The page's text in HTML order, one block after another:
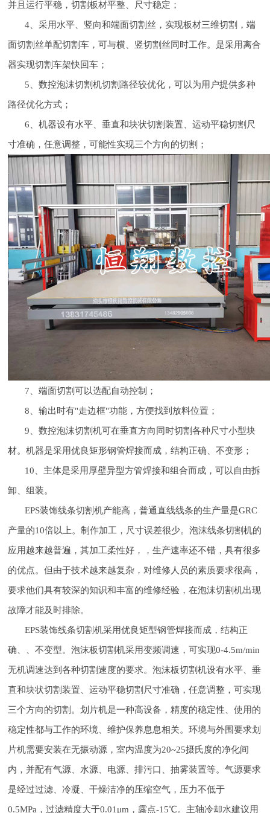
并且运行平稳，切割板材平整、尺寸稳定；
4、采用水平、竖向和端面切割丝，实现板材三维切割，端
面切割丝单配切割车，可与横、竖切割丝同时工作。是采用离合
器实现切割车架快回车；
5、数控泡沫切割机切割路径较优化，可以为用户提供多种
路径优化方式；
6、机器设有水平、垂直和块状切割装置、运动平稳切割尺
寸准确，任意调整，可能性实现三个方向的切割；
7、端面切割可以选配自动控制；
8、输出时有"走边框"功能，方便找到放料位置；
9、数控泡沫切割机可在垂直方向同时切割各种尺寸小型块
材。机器是采用优良矩形钢管焊接而成，结构正确、不变形；
10、主体是采用厚壁异型方管焊接和组合而成，可以自由拆
卸、组装。
EPS装饰线条切割机产能高，普通直线线条的生产量是GRC
产量的10倍以上。制作加工，尺寸误差很少。泡沫线条切割机的
应用越来越普遍，其加工柔性好，，生产速率还不错，具有很多
的优点。但由于技术越来越复杂，对维修人员的素质要求很高，
要求他们具有较深的知识和丰富的维修经验，在泡沫切割机出现
故障才能及时排除。
EPS装饰线条切割机采用优良矩型钢管焊接而成，结构正
确、、不变型。泡沫板切割机采用变频调速，可实现0-4.5m/min
无机调速达到各种切割速度的要求。泡沫板切割机设有水平、垂
直和块状切割装置、运动平稳切割尺寸准确，任意调整，可实现
三个方向的切割。划片机是一种高设备，精度的稳定性、使用的
稳定性都与工作的环境、维护保养息息相关。环境与外围要求划
片机需要安装在无振动源，室内温度为20~25摄氏度的净化间
内，并配有气源、水源、电源、排污口、抽雾装置等。气源要求
是经过过滤、冷凝、干燥洁净的压缩空气，压力不低于
0.5MPa，过滤精度大于0.01μm，露点-15℃。主轴冷却水建议用